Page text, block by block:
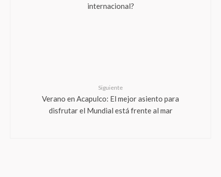
internacional?
Siguiente
Verano en Acapulco: El mejor asiento para
disfrutar el Mundial está frente al mar